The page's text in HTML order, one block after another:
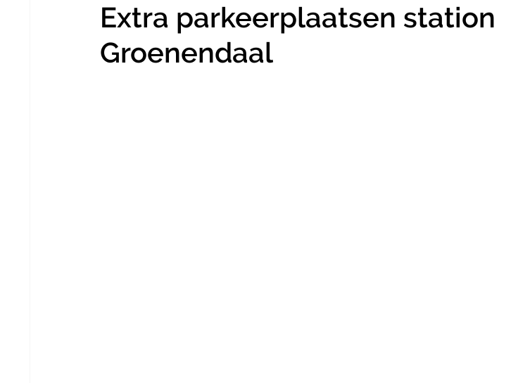
Extra parkeerplaatsen station
Groenendaal